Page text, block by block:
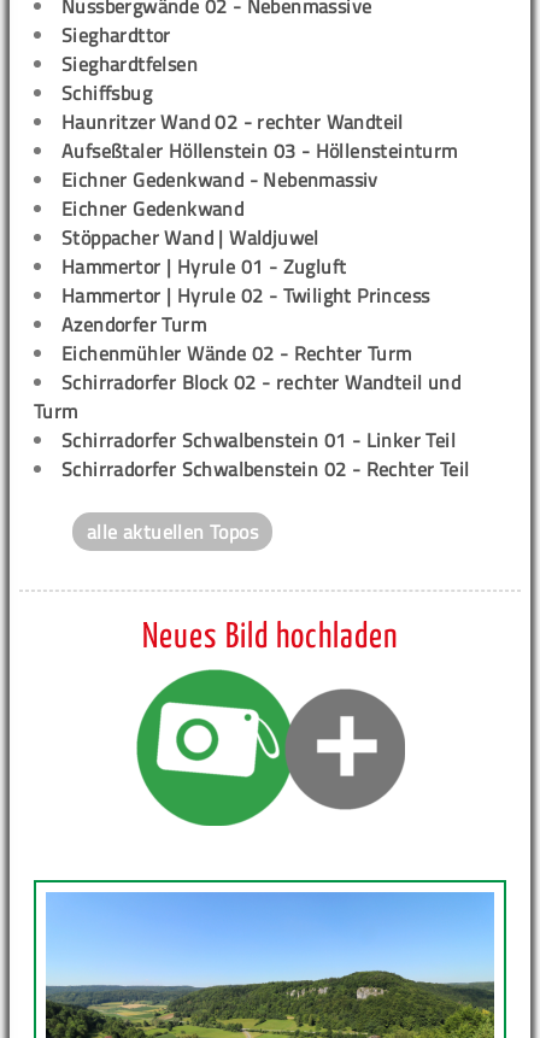
Nussbergwände 02 - Nebenmassive
Sieghardttor
Sieghardtfelsen
Schiffsbug
Haunritzer Wand 02 - rechter Wandteil
Aufseßtaler Höllenstein 03 - Höllensteinturm
Eichner Gedenkwand - Nebenmassiv
Eichner Gedenkwand
Stöppacher Wand | Waldjuwel
Hammertor | Hyrule 01 - Zugluft
Hammertor | Hyrule 02 - Twilight Princess
Azendorfer Turm
Eichenmühler Wände 02 - Rechter Turm
Schirradorfer Block 02 - rechter Wandteil und
Turm
Schirradorfer Schwalbenstein 01 - Linker Teil
Schirradorfer Schwalbenstein 02 - Rechter Teil
alle aktuellen Topos
Neues Bild hochladen